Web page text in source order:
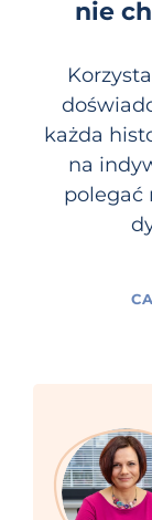
nie
każda
na
polegać